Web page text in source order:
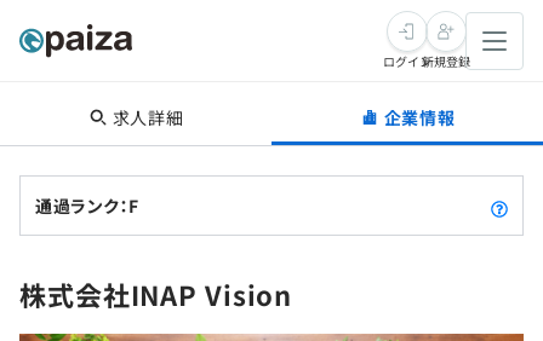
転職・キャリア
転職成功ガイド
インタビュー
新卒就活
求人検索
学習
ログイン新規登録
求人詳細 企業情報
通過ランク：F
株式会社INAP Vision